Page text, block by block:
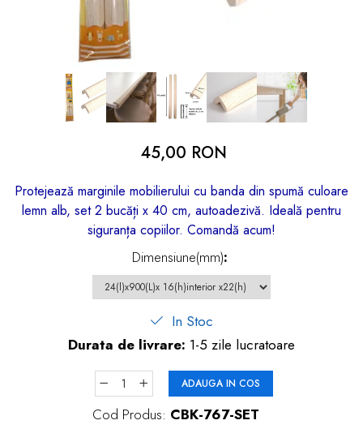
dopuri de urechi
Produse îngrijire copii
Igiena copii
45,00 RON
Protejează marginile mobilierului cu banda din spumă culoare
lemn alb, set 2 bucăți x 40 cm, autoadezivă. Ideală pentru
siguranța copiilor. Comandă acum!
Dimensiune(mm):
In Stoc
Durata de livrare: 1-5 zile lucratoare
ADAUGA IN COS
Cod Produs: CBK-767-SET